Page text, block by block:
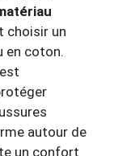
choisir un
en coton.
autour de
un confort